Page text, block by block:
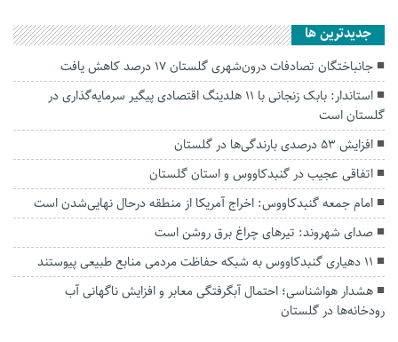
جديدترين ها
جانباختگان تصادفات درون‌شهری گلستان ۱۷ درصد کاهش یافت
استاندار: بابک زنجانی با ۱۱ هلدینگ اقتصادی پیگیر سرمایه‌گذاری در
گلستان است
افزایش ۵۳ درصدی بارندگی‌ها در گلستان
اتفاقی عجیب در‌ گنبدکاووس و استان گلستان
امام جمعه گنبدکاووس: اخراج آمریکا از منطقه درحال نهایی‌شدن است
صدای شهروند: تیرهای چراغ برق روشن است
۱۱ دهیاری گنبدکاووس به شبکه حفاظت مردمی منابع طبیعی پیوستند
هشدار هواشناسی؛ احتمال آبگرفتگی معابر و افزایش ناگهانی آب
رودخانه‌ها در گلستان